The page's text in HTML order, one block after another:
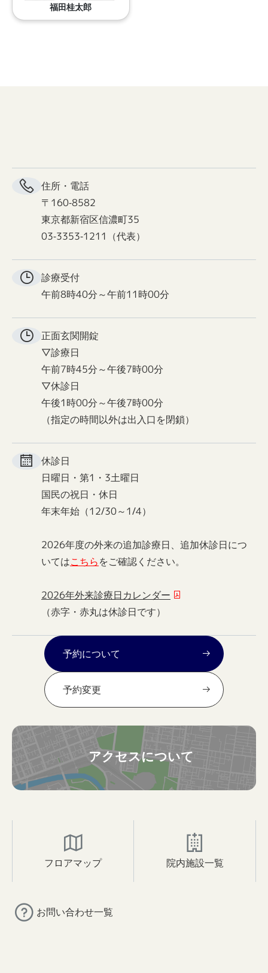
福田桂太郎
住所・電話
〒160-8582
東京都新宿区信濃町35
03-3353-1211（代表）
診療受付
午前8時40分～午前11時00分
正面玄関開錠
▽診療日
午前7時45分～午後7時00分
▽休診日
午後1時00分～午後7時00分
（指定の時間以外は出入口を閉鎖）
休診日
日曜日・第1・3土曜日
国民の祝日・休日
年末年始（12/30～1/4）
2026年度の外来の追加診療日、追加休診日につ
いてはこちらをご確認ください。
2026年外来診療日カレンダー
（赤字・赤丸は休診日です）
予約について
予約変更
アクセスについて
フロアマップ 院内施設一覧
お問い合わせ一覧